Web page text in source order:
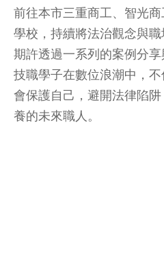
前往本市三重商工、智光
學校，持續將法治觀念與職
期許透過一系列的案例分
技職學子在數位浪潮中，
會保護自己，避開法律陷
養的未來職人。